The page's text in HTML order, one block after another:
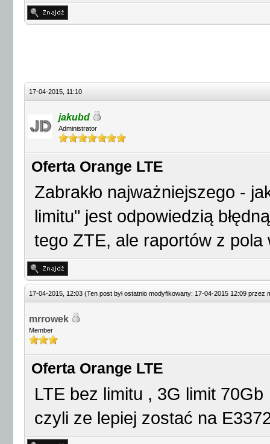
17-04-2015, 11:10
jakubd
Administrator
Oferta Orange LTE
Zabrakło najważniejszego -
limitu" jest odpowiedzią
tego ZTE, ale raportów z pola
17-04-2015, 12:03 (Ten post był ostatnio modyfikowany: 17-04-2015 12:09 przez
mrrowek
Member
Oferta Orange LTE
LTE bez limitu , 3G limit 70Gb
czyli ze lepiej zostać na